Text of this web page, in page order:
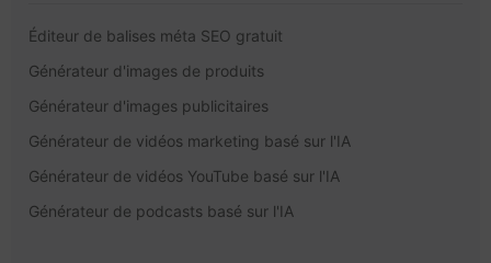
Éditeur de balises méta SEO gratuit
Générateur d'images de produits
Générateur d'images publicitaires
Générateur de vidéos marketing basé sur l'IA
Générateur de vidéos YouTube basé sur l'IA
Générateur de podcasts basé sur l'IA